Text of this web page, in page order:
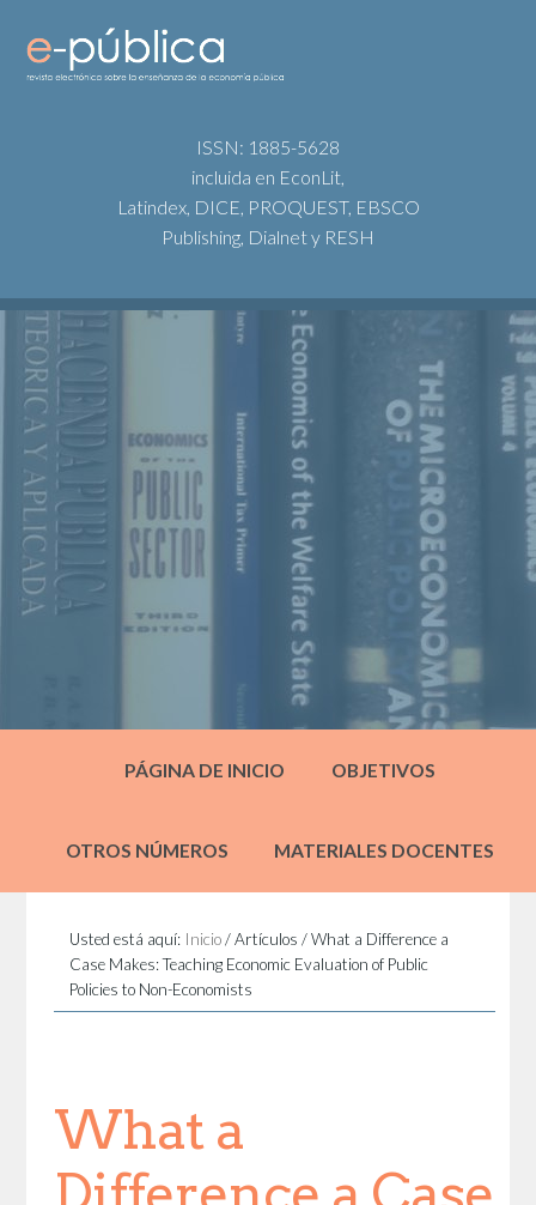
ISSN: 1885-5628
incluida en EconLit,
Latindex, DICE, PROQUEST, EBSCO
Publishing, Dialnet y RESH
PÁGINA DE INICIO OBJETIVOS
OTROS NÚMEROS MATERIALES DOCENTES
Usted está aquí: Inicio /Artículos/What a Difference a
Case Makes: Teaching Economic Evaluation of Public
Policies to Non-Economists
What a